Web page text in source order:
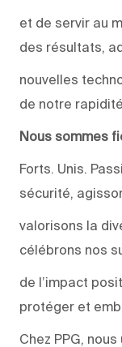
et de servir au
des résultats,
nouvelles
de notre
Nous sommes
Forts. Unis.
sécurité,
valorisons la
célébrons nos
de l’impact
protéger et
Chez PPG,